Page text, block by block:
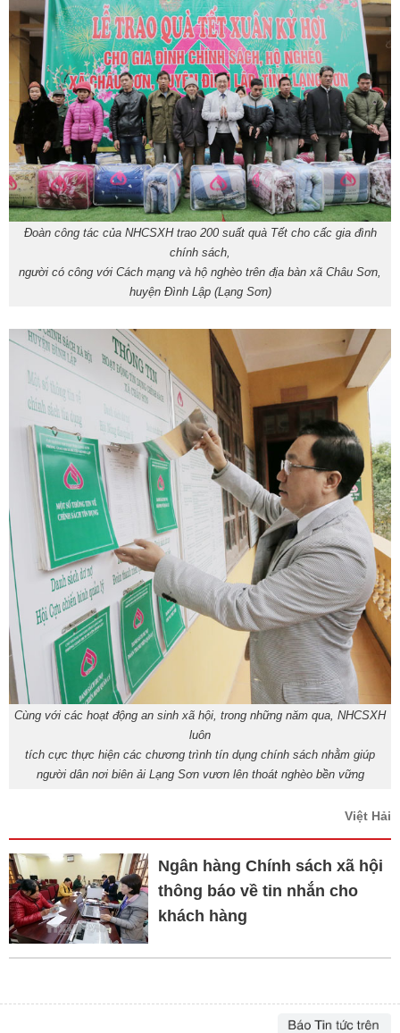
Đoàn công tác của NHCSXH trao 200 suất quà Tết cho cấc gia đình
chính sách,
người có công với Cách mạng và hộ nghèo trên địa bàn xã Châu Sơn,
huyện Đình Lập (Lạng Sơn)
Cùng với các hoạt động an sinh xã hội, trong những năm qua, NHCSXH
luôn
tích cực thực hiện các chương trình tín dụng chính sách nhằm giúp
người dân nơi biên ải Lạng Sơn vươn lên thoát nghèo bền vững
Việt Hải
Ngân hàng Chính sách xã hội
thông báo về tin nhắn cho
khách hàng